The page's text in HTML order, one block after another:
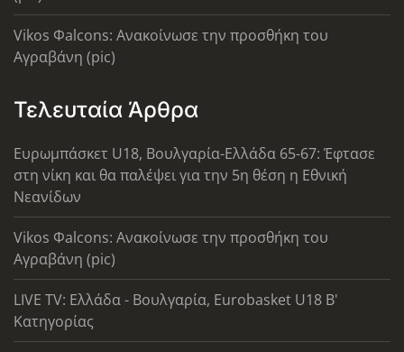
Vikos Φalcons: Ανακοίνωσε την προσθήκη του
Αγραβάνη (pic)
Τελευταία Άρθρα
Ευρωμπάσκετ U18, Βουλγαρία-Ελλάδα 65-67: Έφτασε
στη νίκη και θα παλέψει για την 5η θέση η Εθνική
Νεανίδων
Vikos Φalcons: Ανακοίνωσε την προσθήκη του
Αγραβάνη (pic)
LIVE TV: Ελλάδα - Βουλγαρία, Eurobasket U18 Β'
Κατηγορίας